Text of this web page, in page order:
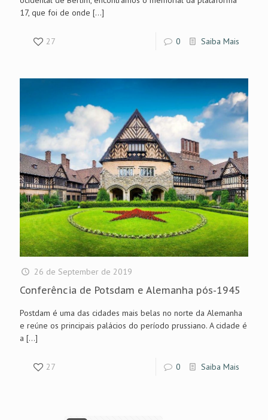
17, que foi de onde […]
27 0 Saiba Mais
26 de September de 2019
Conferência de Potsdam e Alemanha pós-1945
Postdam é uma das cidades mais belas no norte da Alemanha
e reúne os principais palácios do período prussiano. A cidade é
a […]
27 0 Saiba Mais